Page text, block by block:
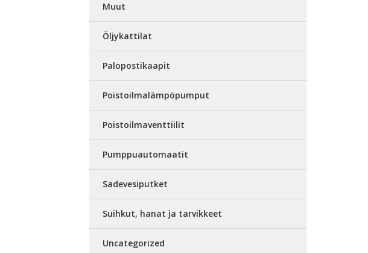
Muut
Öljykattilat
Palopostikaapit
Poistoilmalämpöpumput
Poistoilmaventtiilit
Pumppuautomaatit
Sadevesiputket
Suihkut, hanat ja tarvikkeet
Uncategorized